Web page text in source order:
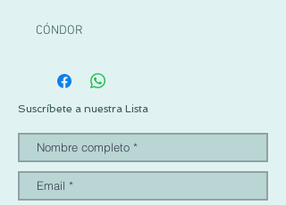
CÓNDOR
Suscríbete a nuestra Lista